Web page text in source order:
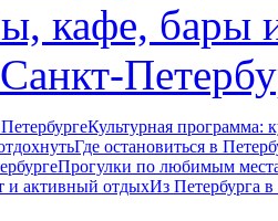
кафе, бары
Культурная программа:
Где остановиться в
Прогулки по любимым
и активный отдыхИз Петербурга